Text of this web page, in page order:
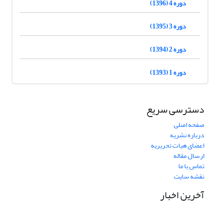
دوره 4 (1396)
دوره 3 (1395)
دوره 2 (1394)
دوره 1 (1393)
دسترسی سریع
صفحه اصلی
درباره نشریه
اعضای هیات تحریریه
ارسال مقاله
تماس با ما
نقشه سایت
آخرین اخبار